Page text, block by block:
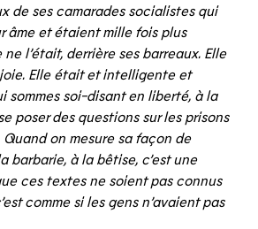
de ses camarades socialistes qui
âme et étaient mille fois plus
ne l’était, derrière ses barreaux. Elle
Elle était et intelligente et
sommes soi-disant en liberté, à la
poser des questions sur les prisons
on mesure sa façon de
barbarie, à la bêtise, c’est une
ces textes ne soient pas connus
comme si les gens n’avaient pas